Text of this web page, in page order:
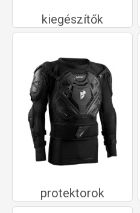
kiegészítők
protektorok